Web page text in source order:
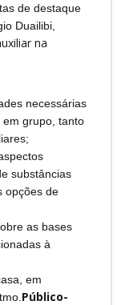
de destaque
Duailibi,
na
necessárias
em grupo, tanto
substâncias
opções de
as bases
à
em
Público-